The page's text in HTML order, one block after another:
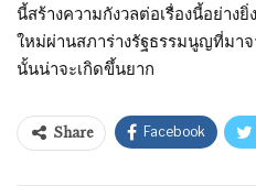
นี้สร้างความกังวลต่อเรื่องนี้อย่าง
ใหม่ผ่านสภาร่างรัฐธรรมนูญที่มา
นั้นน่าจะเกิดขึ้นยาก
Share Facebook